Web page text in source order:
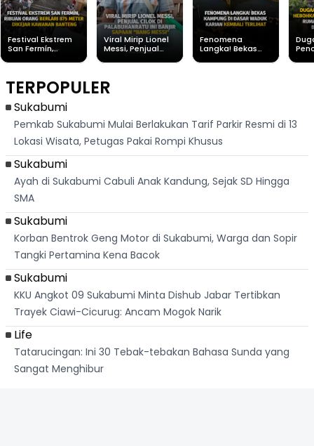
Festival Ekstrem
San Fermín,
Banteng
Viral Mirip Lionel
Messi, Penjual
"Bang Messi"
Fenomena
Langka! Bekas
TERPOPULER
Sukabumi
Pemkab Sukabumi Mulai Berlakukan Tarif Parkir Resmi di 13
Lokasi Wisata, Petugas Pakai Rompi Khusus
Sukabumi
Ayah di Sukabumi Cabuli Anak Kandung, Sejak SD Hingga
SMA
Sukabumi
Korban Bentrok Geng Motor di Sukabumi, Warga dan Sopir
Tangki Pertamina Kena Bacok
Sukabumi
KKU Angkot 09 Sukabumi Minta Dishub Jabar Tertibkan
Trayek Ciawi-Cicurug: Ancam Mogok Narik
Life
Tatarucingan: Ini 30 Tebak-tebakan Bahasa Sunda yang
Sangat Menghibur